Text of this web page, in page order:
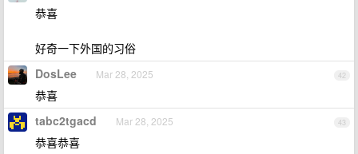
恭喜
好奇一下外国的习俗
42
DosLee Mar 28, 2025
恭喜
43
tabc2tgacd Mar 28, 2025
恭喜恭喜